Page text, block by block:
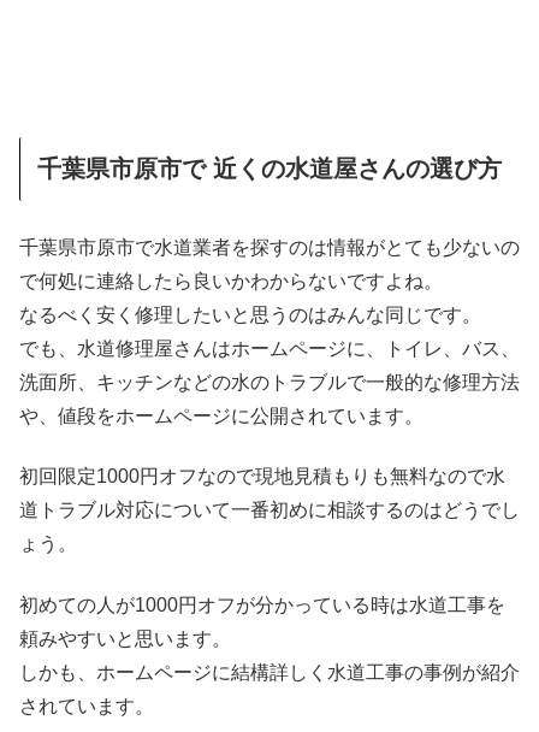
千葉県市原市で 近くの水道屋さんの選び方
千葉県市原市で水道業者を探すのは情報がとても少ないの
で何処に連絡したら良いかわからないですよね。
なるべく安く修理したいと思うのはみんな同じです。
でも、水道修理屋さんはホームページに、トイレ、バス、
洗面所、キッチンなどの水のトラブルで一般的な修理方法
や、値段をホームページに公開されています。
初回限定1000円オフなので現地見積もりも無料なので水
道トラブル対応について一番初めに相談するのはどうでし
ょう。
初めての人が1000円オフが分かっている時は水道工事を
頼みやすいと思います。
しかも、ホームページに結構詳しく水道工事の事例が紹介
されています。